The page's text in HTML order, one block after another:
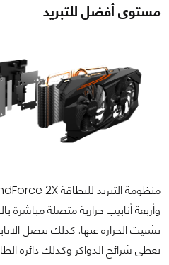
مستوى أفضل للتبريد
وأربعة أنابيب حرارية متصلة مباشرة
تشتيت الحرارة عنها. كذلك تتصل
تغطى شرائح الذواكر وكذلك دائرة